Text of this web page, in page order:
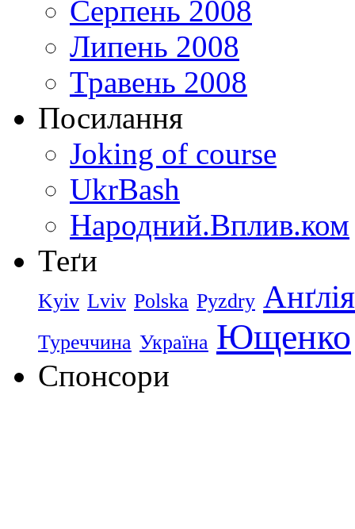
Серпень 2008
Липень 2008
Травень 2008
Посилання
Joking of course
UkrBash
Народний.Вплив.ком
Теґи
Kyiv Lviv Polska Pyzdry Анґлія
Туреччина Україна Ющенко
Спонсори